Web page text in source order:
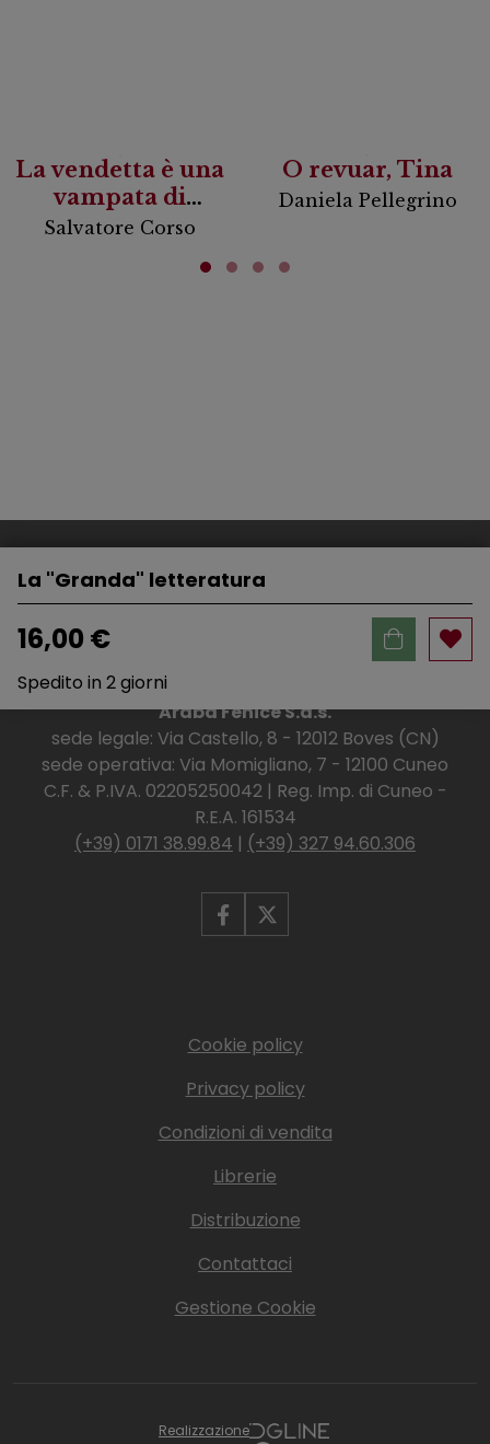
La vendetta è una
vampata di
scirocco
Salvatore Corso
O revuar, Tina
Daniela Pellegrino
La "Granda" letteratura
16,00 €
Spedito in 2 giorni
Araba Fenice S.a.s.
sede legale: Via Castello, 8 - 12012 Boves (CN)
sede operativa: Via Momigliano, 7 - 12100 Cuneo
C.F. & P.IVA. 02205250042 | Reg. Imp. di Cuneo -
R.E.A. 161534
(+39) 0171 38.99.84 | (+39) 327 94.60.306
Cookie policy
Privacy policy
Condizioni di vendita
Librerie
Distribuzione
Contattaci
Gestione Cookie
Realizzazione